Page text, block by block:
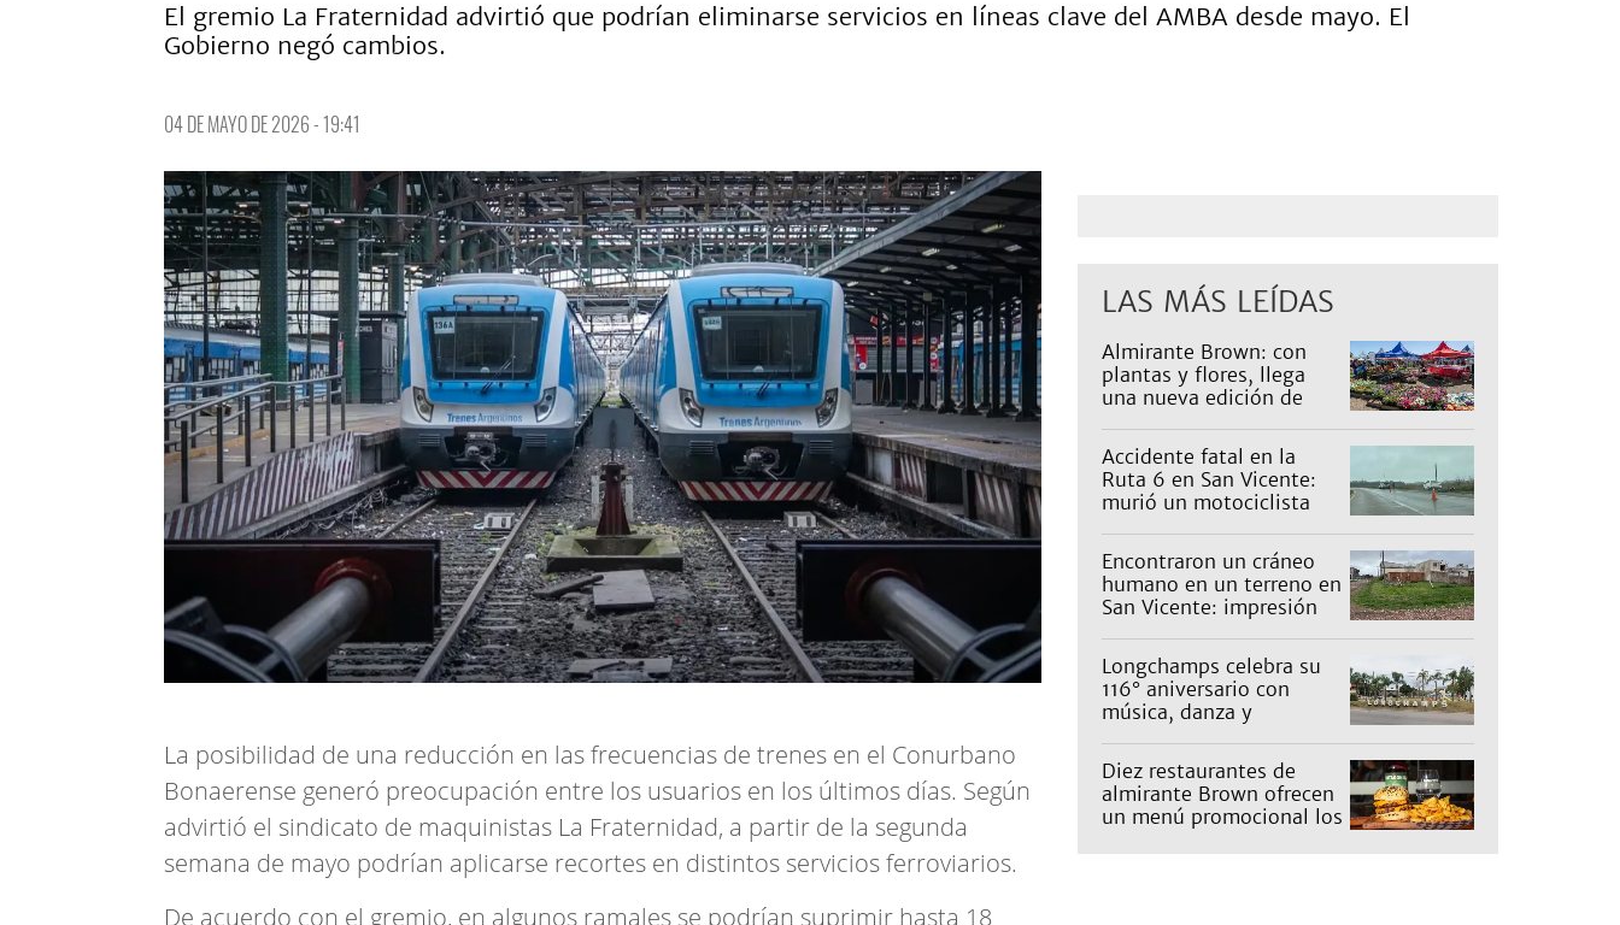
El gremio La Fraternidad advirtió que podrían eliminarse servicios en líneas clave del AMBA desde mayo. El
Gobierno negó cambios.
04 DE MAYO DE 2026 - 19:41
La posibilidad de una reducción en las frecuencias de trenes en el Conurbano
Bonaerense generó preocupación entre los usuarios en los últimos días. Según
advirtió el sindicato de maquinistas La Fraternidad, a partir de la segunda
semana de mayo podrían aplicarse recortes en distintos servicios ferroviarios.
De acuerdo con el gremio, en algunos ramales se podrían suprimir hasta 18
LAS MÁS LEÍDAS
Almirante Brown: con
plantas y flores, llega
una nueva edición de
Accidente fatal en la
Ruta 6 en San Vicente:
murió un motociclista
Encontraron un cráneo
humano en un terreno en
San Vicente: impresión
Longchamps celebra su
116° aniversario con
música, danza y
familia
Diez restaurantes de
almirante Brown ofrecen
un menú promocional los